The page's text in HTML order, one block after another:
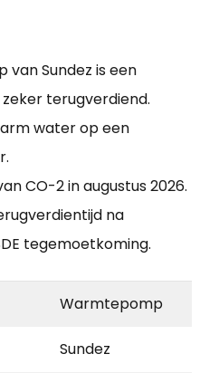
Sundez is een
terugverdiend.
water op een
CO-2 in augustus 2026.
na
tegemoetkoming.
Warmtepomp
Sundez